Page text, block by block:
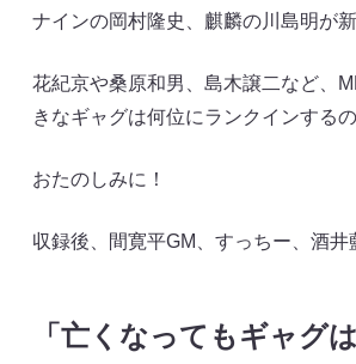
ナインの岡村隆史、麒麟の川島明が
花紀京や桑原和男、島木譲二など、
きなギャグは何位にランクインする
おたのしみに！
収録後、間寛平GM、すっちー、酒
「亡くなってもギャグ